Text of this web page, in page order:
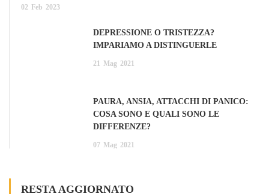
02 Feb 2023
DEPRESSIONE O TRISTEZZA?
IMPARIAMO A DISTINGUERLE
21 Mag 2021
PAURA, ANSIA, ATTACCHI DI PANICO:
COSA SONO E QUALI SONO LE
DIFFERENZE?
07 Mag 2021
RESTA AGGIORNATO